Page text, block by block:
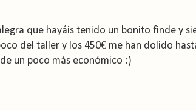
que hayáis tenido un bonito finde y
del taller y los 450€ me han dolido
un poco más económico :)